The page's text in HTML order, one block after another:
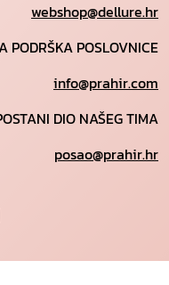
webshop@dellure.hr
PODRŠKA POSLOVNICE
info@prahir.com
DIO NAŠEG TIMA
posao@prahir.hr